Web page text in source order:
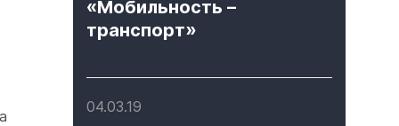
«Мобильность –
транспорт»
04.03.19